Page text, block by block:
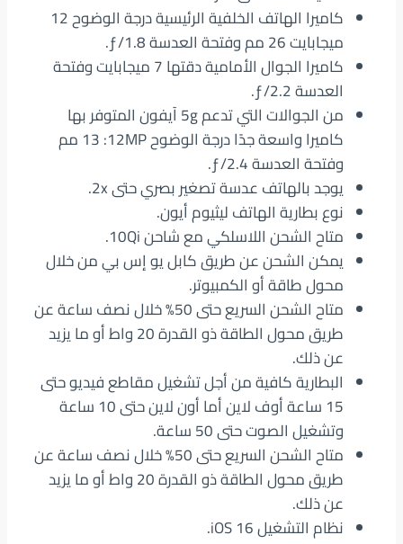
كاميرا الهاتف الخلفية الرئيسية درجة الوضوح 12
ميجابايت‏ 26 مم وفتحة العدسة ƒ/1.8.
كاميرا الجوال الأمامية دقتها 7 ميجابايت وفتحة
العدسة ƒ/2.2.
من الجوالات التي تدعم 5g آيفون المتوفر بها
كاميرا واسعة جدًا درجة الوضوح 12MP‏: 13 مم
وفتحة العدسة ƒ/2.4.
يوجد بالهاتف عدسة تصغير بصري حتى 2x.
نوع بطارية الهاتف ليثيوم أيون.
متاح الشحن اللاسلكي مع شاحن Qi‏10.
يمكن الشحن عن طريق كابل يو إس بي من خلال
محول طاقة أو الكمبيوتر.
متاح الشحن السريع حتى 50% خلال نصف ساعة عن
طريق محول الطاقة ذو القدرة 20 واط أو ما يزيد
عن ذلك.
البطارية كافية من أجل تشغيل مقاطع فيديو حتى
15 ساعة أوف لاين أما أون لاين حتى 10 ساعة
وتشغيل الصوت حتى 50 ساعة.
متاح الشحن السريع حتى 50% خلال نصف ساعة عن
طريق محول الطاقة ذو القدرة 20 واط أو ما يزيد
عن ذلك.
نظام التشغيل iOS 16‏.